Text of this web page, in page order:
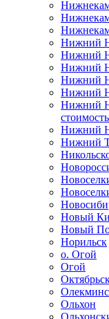
Нижний
Нижний
Нижний
Нижний
Нижний
Нижний
Нижний
Нижний
Новый
Новый
Норильск
о. Огой
Огой
Ольхон